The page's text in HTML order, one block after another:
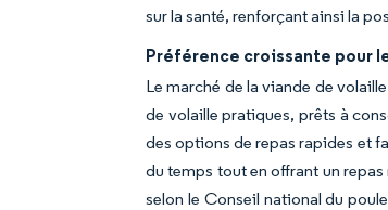
sur la santé, renforçant ainsi la
Préférence croissante pour
Le marché de la viande de
de volaille pratiques, prêts à
des options de repas rapides et
du temps tout en offrant un
selon le Conseil national du